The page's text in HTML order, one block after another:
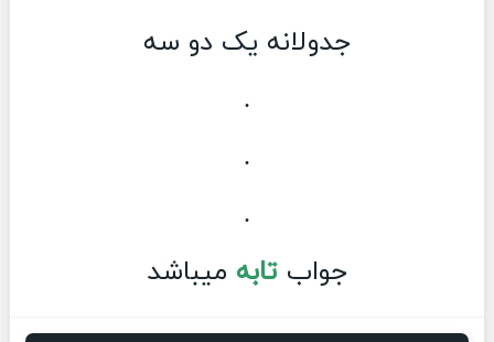
جدولانه یک دو سه
.
.
.
جوابتابه میباشد